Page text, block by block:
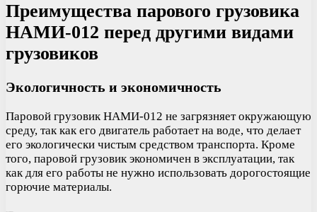
Преимущества парового грузовика
НАМИ-012 перед другими видами
грузовиков
Экологичность и экономичность
Паровой грузовик НАМИ-012 не загрязняет окружающую
среду, так как его двигатель работает на воде, что делает
его экологически чистым средством транспорта. Кроме
того, паровой грузовик экономичен в эксплуатации, так
как для его работы не нужно использовать дорогостоящие
горючие материалы.